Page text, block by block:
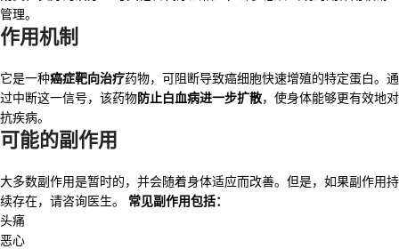
管理。
作用机制
它是一种癌症靶向治疗药物，可阻断导致癌细胞快速增殖的特定蛋白。通
过中断这一信号，该药物防止白血病进一步扩散，使身体能够更有效地对
抗疾病。
可能的副作用
大多数副作用是暂时的，并会随着身体适应而改善。但是，如果副作用持
续存在，请咨询医生。 常见副作用包括：
头痛
恶心